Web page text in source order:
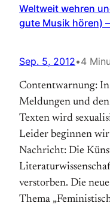
Weltweit wehren
gute Musik hören)
Sep. 5, 2012•4
Contentwarnung:
Meldungen und
Texten wird
Leider beginnen
Nachricht: Die
verstorben. Die
Thema